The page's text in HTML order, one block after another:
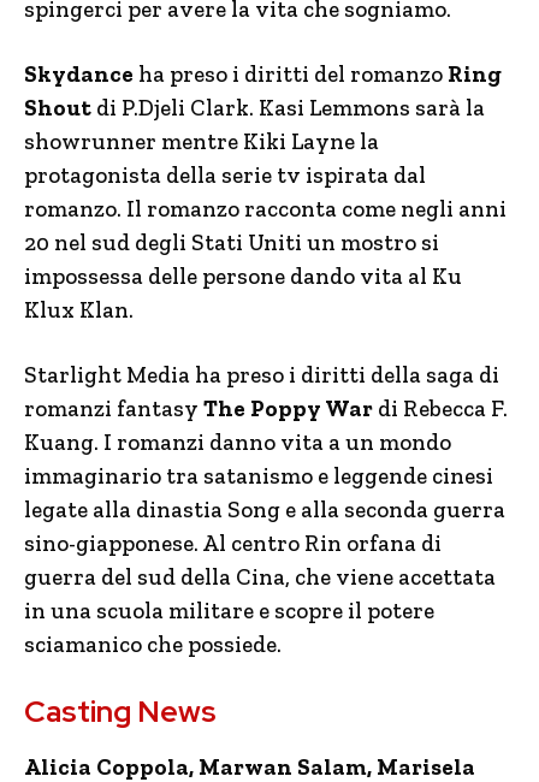
spingerci per avere la vita che sogniamo.
Skydance ha preso i diritti del romanzo Ring
Shout di P.Djeli Clark. Kasi Lemmons sarà la
showrunner mentre Kiki Layne la
protagonista della serie tv ispirata dal
romanzo. Il romanzo racconta come negli anni
20 nel sud degli Stati Uniti un mostro si
impossessa delle persone dando vita al Ku
Klux Klan.
Starlight Media ha preso i diritti della saga di
romanzi fantasy The Poppy War di Rebecca F.
Kuang. I romanzi danno vita a un mondo
immaginario tra satanismo e leggende cinesi
legate alla dinastia Song e alla seconda guerra
sino-giapponese. Al centro Rin orfana di
guerra del sud della Cina, che viene accettata
in una scuola militare e scopre il potere
sciamanico che possiede.
Casting News
Alicia Coppola, Marwan Salam, Marisela